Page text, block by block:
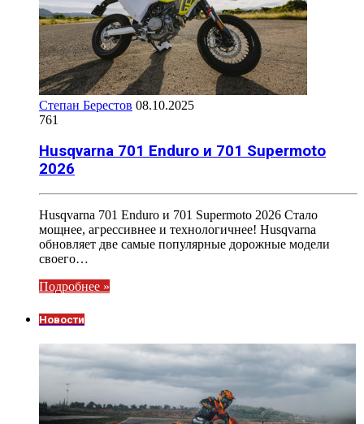
Степан Берестов 08.10.2025
761
Husqvarna 701 Enduro и 701 Supermoto
2026
Husqvarna 701 Enduro и 701 Supermoto 2026 Стало
мощнее, агрессивнее и технологичнее! Husqvarna
обновляет две самые популярные дорожные модели
своего…
Подробнее »
Новости